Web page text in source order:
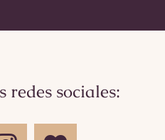
redes sociales: